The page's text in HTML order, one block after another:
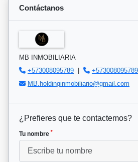
Contáctanos
MB INMOBILIARIA
+573008095789 |
+573008095789
MB.holdinginmobiliario@gmail.com
¿Prefieres que te contactemos?
Tu nombre *